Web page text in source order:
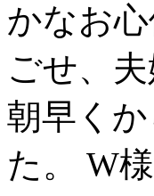
かなお
ごせ、
朝早く
た。 W